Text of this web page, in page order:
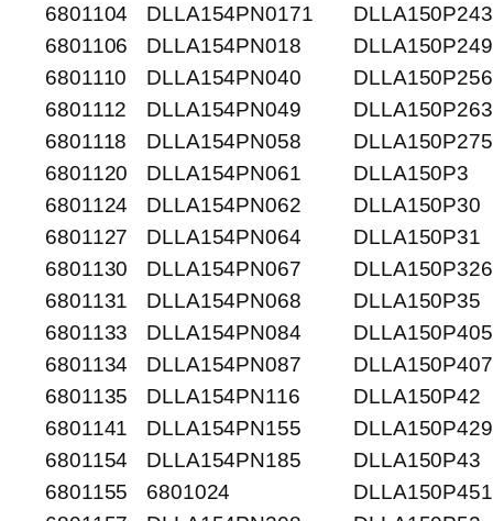
6801104
DLLA154PN0171
DLLA150P243
6801106
DLLA154PN018
DLLA150P249
6801110
DLLA154PN040
DLLA150P256
6801112
DLLA154PN049
DLLA150P263
6801118
DLLA154PN058
DLLA150P275
6801120
DLLA154PN061
DLLA150P3
6801124
DLLA154PN062
DLLA150P30
6801127
DLLA154PN064
DLLA150P31
6801130
DLLA154PN067
DLLA150P326
6801131
DLLA154PN068
DLLA150P35
6801133
DLLA154PN084
DLLA150P405
6801134
DLLA154PN087
DLLA150P407
6801135
DLLA154PN116
DLLA150P42
6801141
DLLA154PN155
DLLA150P429
6801154
DLLA154PN185
DLLA150P43
6801155
6801024